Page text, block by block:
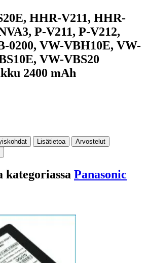
HHR-V211, HHR-
P-V211, P-V212,
0200, VW-VBH10E, VW-
VW-VBS20
2400 mAh
Lisätietoa
Arvostelut
Panasonic